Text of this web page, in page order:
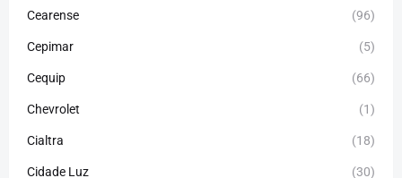
Cearense (96)
Cepimar (5)
Cequip (66)
Chevrolet (1)
Cialtra (18)
Cidade Luz (30)